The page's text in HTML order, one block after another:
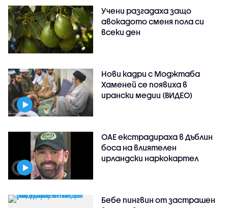
Учени разгадаха защо
авокадото сменя пола си
всеки ден
Нови кадри с Моджтаба
Хаменей се появиха в
ирански медии (ВИДЕО)
ОАЕ екстрадираха в Дъблин
боса на влиятелен
ирландски наркокартел
Бебе пингвин от застрашен